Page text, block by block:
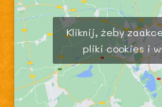
Kliknij, żeby
pliki cookies i